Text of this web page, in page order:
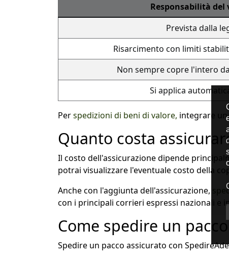
Responsabilità del
Prevista dalla
Risarcimento con limiti
Non sempre copre l'intero
Si applica
Perspedizioni di beni di valore, integrare
Quanto costa
Il costo dell'assicurazione dipende
potrai visualizzare l'eventuale costo della
Anche con l'aggiunta dell'assicurazione,
con i principali corrieri espressi nazionali e
Come spedire un
Spedire un pacco assicurato con